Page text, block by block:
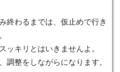
終わるまでは、仮止めで行き
ッキリとはいきませんよ。
調整をしながらになります。